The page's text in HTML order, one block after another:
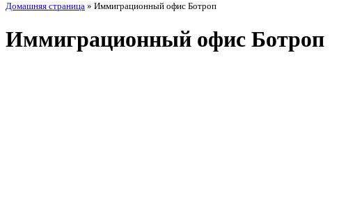
Домашняя страница » Иммиграционный офис Ботроп
Иммиграционный офис Ботроп